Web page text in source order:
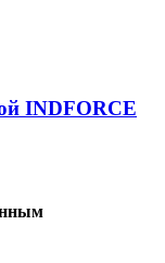
INDFORCE